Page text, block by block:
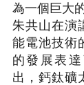
為一個巨大
朱共山在演
能電池技術
的發展表
出，鈣鈦礦